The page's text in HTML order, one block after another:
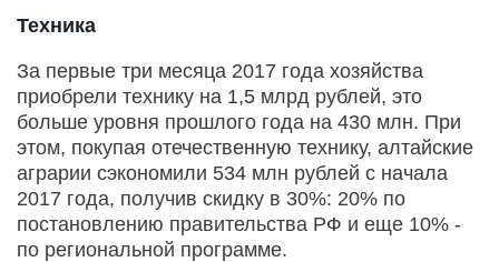
Техника
За первые три месяца 2017 года хозяйства
приобрели технику на 1,5 млрд рублей, это
больше уровня прошлого года на 430 млн. При
этом, покупая отечественную технику, алтайские
аграрии сэкономили 534 млн рублей с начала
2017 года, получив скидку в 30%: 20% по
постановлению правительства РФ и еще 10% -
по региональной программе.